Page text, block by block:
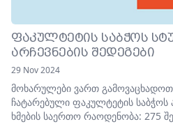
ᲤᲐᲙᲣᲚᲢᲔᲢᲘᲡ ᲡᲐᲑᲭᲝᲡ
ᲐᲠᲩᲔᲕᲜᲔᲑᲘᲡ ᲨᲔᲓᲔᲒᲔᲑᲘ
29 Nov 2024
მოხარულები ვართ
ჩატარებული ფაკულტეტის საბჭოს
ხმების საერთო რაოდენობა: 275